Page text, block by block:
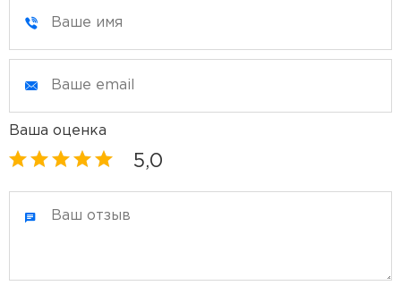
Ваша оценка
5,0